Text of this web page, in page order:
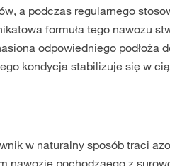
a podczas regularnego
formuła tego nawozu
odpowiedniego podłoża
kondycja stabilizuje się w
w naturalny sposób traci
nawozie pochodząego z